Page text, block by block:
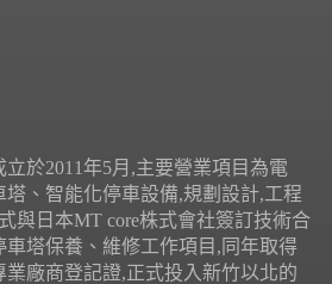
於2011年5月,主要營業項目為電
、智能化停車設備,規劃設計,工程
與日本MT core株式會社簽訂技術合
塔保養、維修工作項目,同年取得
廠商登記證,正式投入新竹以北的